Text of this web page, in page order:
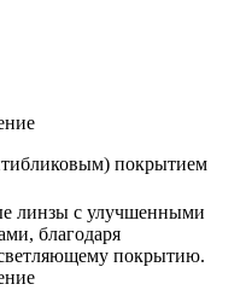
покрытием
линзы с улучшенными
благодаря
покрытию.